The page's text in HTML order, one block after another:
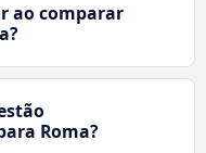
ao comparar
Roma?